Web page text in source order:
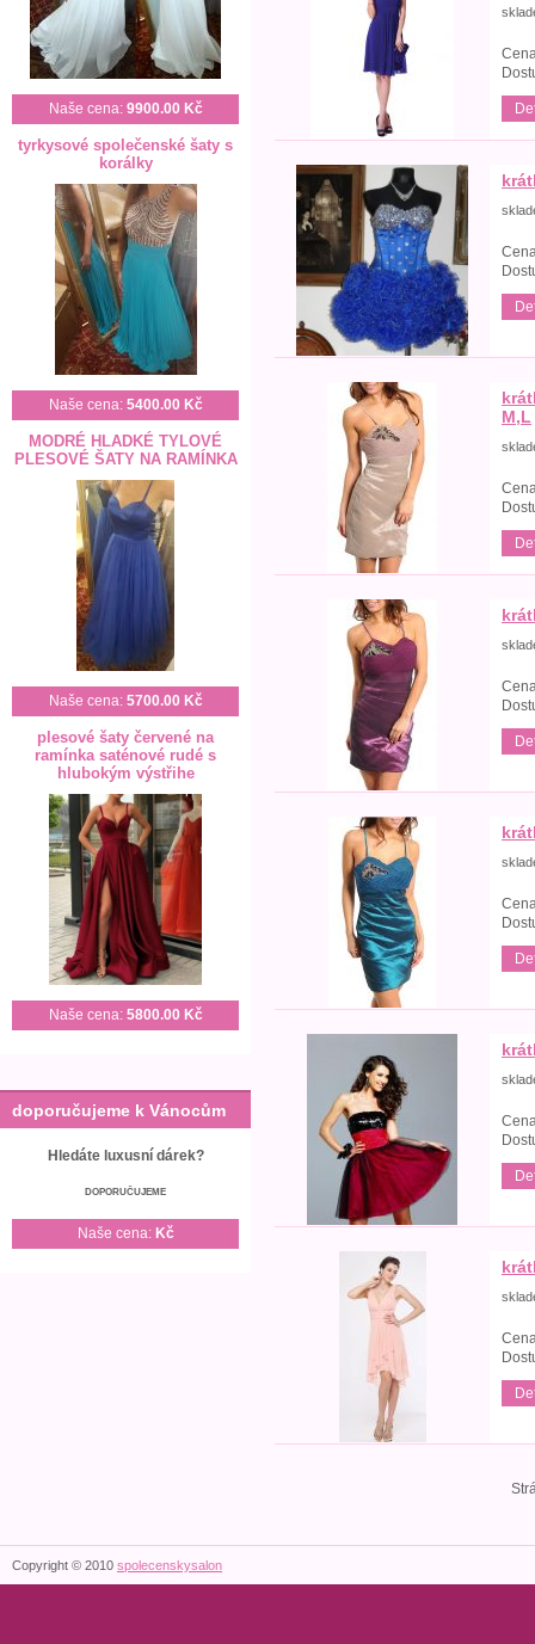
Naše cena: 9900.00 Kč
tyrkysové společenské šaty s
korálky
Naše cena: 5400.00 Kč
MODRÉ HLADKÉ TYLOVÉ
PLESOVÉ ŠATY NA RAMÍNKA
Naše cena: 5700.00 Kč
plesové šaty červené na
ramínka saténové rudé s
hlubokým výstřihe
Naše cena: 5800.00 Kč
doporučujeme k Vánocům
Hledáte luxusní dárek?
DOPORUČUJEME
Naše cena: Kč
M,L
Copyright © 2010 spolecenskysalon